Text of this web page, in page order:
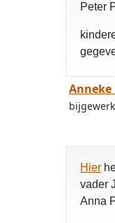
Peter
Anneke
Hier
vader
Anna